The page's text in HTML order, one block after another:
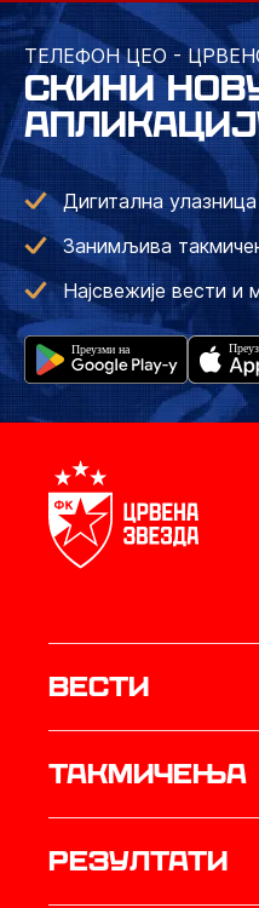
ТЕЛЕФОН ЦЕО -
СКИНИ
Дигитална
Занимљива
Најсвежије вести и
Вести
Такмичења
резултати